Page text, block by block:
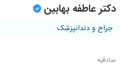
دکتر عاطفه بهابین
جراح و دندانپزشک
صادقیه